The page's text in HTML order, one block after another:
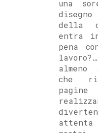
una
della
entra
pena
che